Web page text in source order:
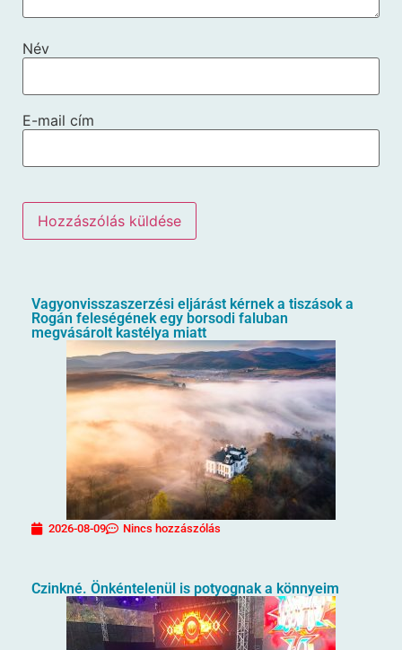
Név
E-mail cím
Vagyonvisszaszerzési eljárást kérnek a tiszások a
Rogán feleségének egy borsodi faluban
megvásárolt kastélya miatt
2026-08-09 Nincs hozzászólás
Czinkné. Önkéntelenül is potyognak a könnyeim